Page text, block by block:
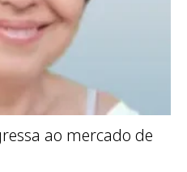
ao mercado de